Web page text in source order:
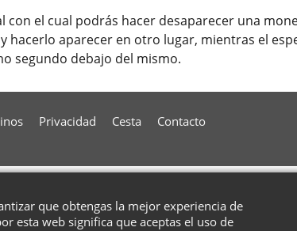
con el cual podrás hacer desaparecer una
hacerlo aparecer en otro lugar, mientras el
segundo debajo del mismo.
Privacidad Cesta Contacto
que obtengas la mejor experiencia de
esta web significa que aceptas el uso de